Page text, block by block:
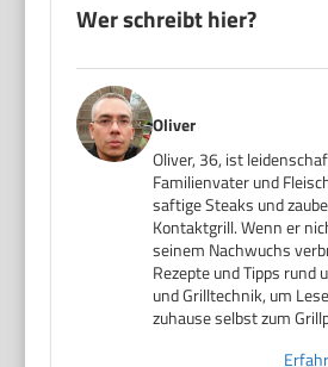
Wer schreibt hier?
Oliver
Oliver, 36, ist
Familienvater und
saftige Steaks und
Kontaktgrill. Wenn er
seinem Nachwuchs
Rezepte und Tipps rund
und Grilltechnik, um
zuhause selbst zum